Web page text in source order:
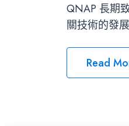
QNAP 長期
關技術的發
Read